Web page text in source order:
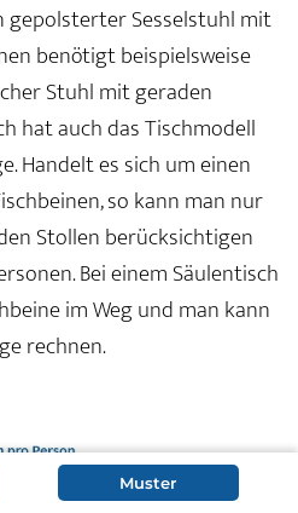
gepolsterter Sesselstuhl mit
benötigt beispielsweise
Stuhl mit geraden
hat auch das Tischmodell
Handelt es sich um einen
so kann man nur
Stollen berücksichtigen
Bei einem Säulentisch
im Weg und man kann
rechnen.
Muster